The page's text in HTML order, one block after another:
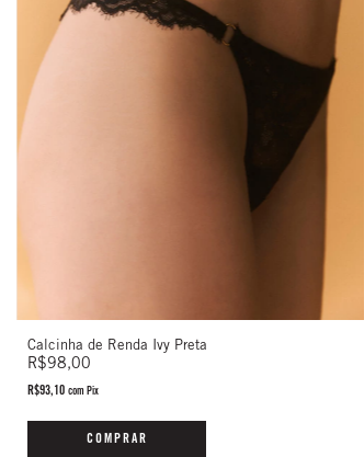
Calcinha de Renda Ivy Preta
R$98,00
R$93,10 com Pix
COMPRAR